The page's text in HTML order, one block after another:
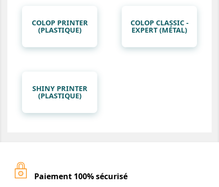
COLOP PRINTER
(PLASTIQUE)
COLOP CLASSIC -
EXPERT (MÉTAL)
SHINY PRINTER
(PLASTIQUE)
Paiement 100% sécurisé